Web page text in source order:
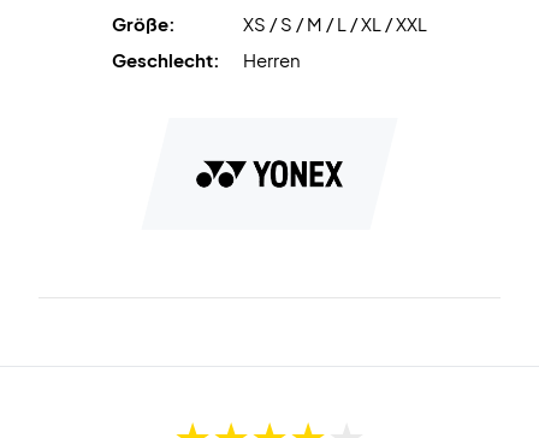
Größe:
XS / S / M / L / XL / XXL
Geschlecht:
Herren